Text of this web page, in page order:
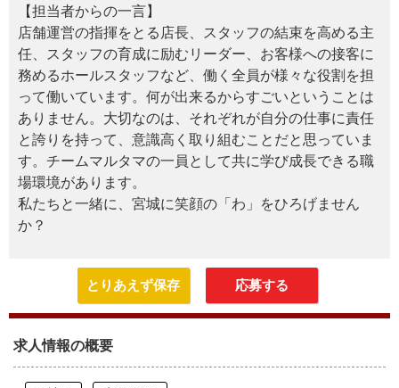
【担当者からの一言】
店舗運営の指揮をとる店長、スタッフの結束を高める主
任、スタッフの育成に励むリーダー、お客様への接客に
務めるホールスタッフなど、働く全員が様々な役割を担
って働いています。何が出来るからすごいということは
ありません。大切なのは、それぞれが自分の仕事に責任
と誇りを持って、意識高く取り組むことだと思っていま
す。チームマルタマの一員として共に学び成長できる職
場環境があります。
私たちと一緒に、宮城に笑顔の「わ」をひろげません
か？
とりあえず保存 応募する
求人情報の概要